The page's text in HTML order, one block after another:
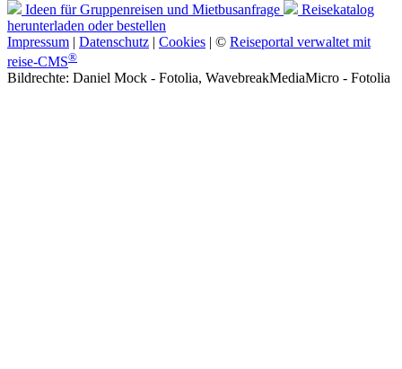
Ideen für Gruppenreisen und Mietbusanfrage
Reisekatalog
herunterladen oder bestellen
Impressum | Datenschutz | Cookies | © Reiseportal verwaltet mit
reise-CMS®
Bildrechte: Daniel Mock - Fotolia, WavebreakMediaMicro - Fotolia